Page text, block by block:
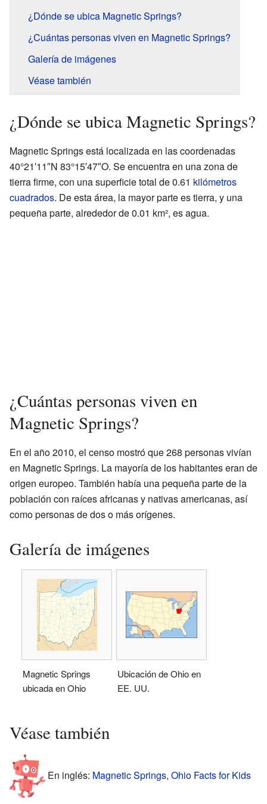
¿Dónde se ubica Magnetic Springs?
¿Cuántas personas viven en Magnetic Springs?
Galería de imágenes
Véase también
¿Dónde se ubica Magnetic Springs?
Magnetic Springs está localizada en las coordenadas
40°21′11″N 83°15′47″O. Se encuentra en una zona de
tierra firme, con una superficie total de 0.61 kilómetros
cuadrados. De esta área, la mayor parte es tierra, y una
pequeña parte, alrededor de 0.01 km², es agua.
¿Cuántas personas viven en
Magnetic Springs?
En el año 2010, el censo mostró que 268 personas vivían
en Magnetic Springs. La mayoría de los habitantes eran de
origen europeo. También había una pequeña parte de la
población con raíces africanas y nativas americanas, así
como personas de dos o más orígenes.
Galería de imágenes
Magnetic Springs
ubicada en Ohio
Ubicación de Ohio en
EE. UU.
Véase también
En inglés: Magnetic Springs, Ohio Facts for Kids